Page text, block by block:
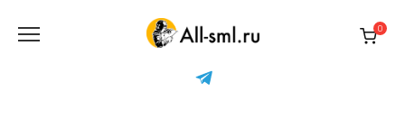
содержанию
0